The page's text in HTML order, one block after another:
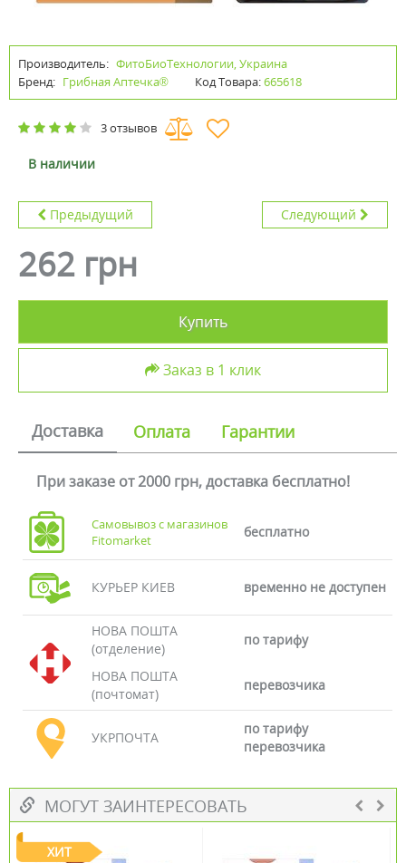
Производитель: ФитоБиоТехнологии, Украина
Бренд: Грибная Аптечка® Код Товара:665618
3 отзывов
В наличии
Предыдущий Следующий
262 грн
Купить
Заказ в 1 клик
Доставка Оплата Гарантии
При заказе от 2000 грн, доставка бесплатно!
Самовывоз с магазинов
Fitomarket
бесплатно
КУРЬЕР КИЕВ временно не доступен
НОВА ПОШТА
(отделение)
по тарифу
НОВА ПОШТА
(почтомат)
перевозчика
УКРПОЧТА
по тарифу
перевозчика
МОГУТ ЗАИНТЕРЕСОВАТЬ
ХИТ